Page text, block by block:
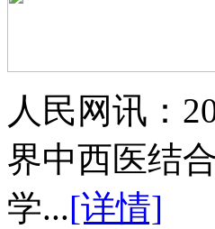
人民网讯：
界中西医结
学...[详情]